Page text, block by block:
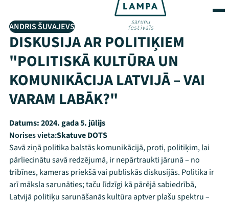
ANDRIS ŠUVAJEVS
DISKUSIJA AR POLITIĶIEM
"POLITISKĀ KULTŪRA UN
KOMUNIKĀCIJA LATVIJĀ – VAI
VARAM LABĀK?"
Datums:2024. gada 5. jūlijs
Norises vieta:Skatuve DOTS
Savā ziņā politika balstās komunikācijā, proti, politiķim, lai
pārliecinātu savā redzējumā, ir nepārtraukti jārunā – no
tribīnes, kameras priekšā vai publiskās diskusijās. Politika ir
arī māksla sarunāties; taču līdzīgi kā pārējā sabiedrībā,
Latvijā politiķu sarunāšanās kultūra aptver plašu spektru –